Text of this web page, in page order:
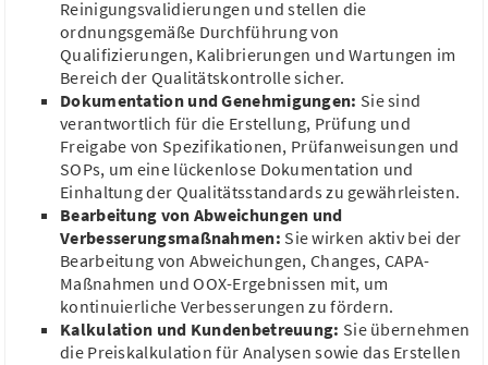
Reinigungsvalidierungen und stellen die
ordnungsgemäße Durchführung von
Qualifizierungen, Kalibrierungen und Wartungen im
Bereich der Qualitätskontrolle sicher.
Dokumentation und Genehmigungen: Sie sind
verantwortlich für die Erstellung, Prüfung und
Freigabe von Spezifikationen, Prüfanweisungen und
SOPs, um eine lückenlose Dokumentation und
Einhaltung der Qualitätsstandards zu gewährleisten.
Bearbeitung von Abweichungen und
Verbesserungsmaßnahmen: Sie wirken aktiv bei der
Bearbeitung von Abweichungen, Changes, CAPA-
Maßnahmen und OOX-Ergebnissen mit, um
kontinuierliche Verbesserungen zu fördern.
Kalkulation und Kundenbetreuung: Sie übernehmen
die Preiskalkulation für Analysen sowie das Erstellen
Apotheker als Teamleiter - Qualified Person,
QM (m/w/d)
Daiichi Sankyo Europe GmbH
Pfaffenhofen an der Ilm, Bayern
150.000 - 170.000 €/Jahr
QP-Freigabe AMG Lieferantenqualifizierung
Arzneimittel
Qualitätsmanagement
Schnellbewerbung
Chemielaborant, CTA - Qualitätskontrolle,
Pharma (m/w/d)